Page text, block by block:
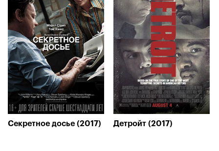
Секретное досье (2017) Детройт (2017)